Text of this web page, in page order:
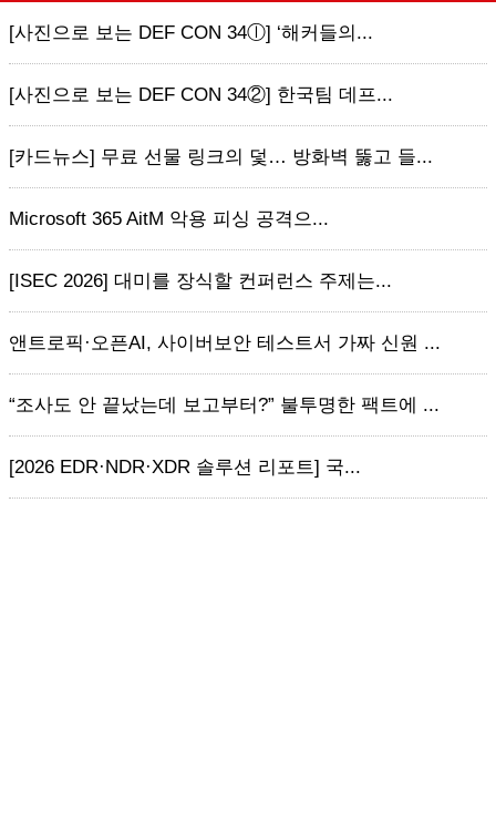
[사진으로 보는 DEF CON 34ⓛ] ‘해커들의...
[사진으로 보는 DEF CON 34②] 한국팀 데프...
[카드뉴스] 무료 선물 링크의 덫… 방화벽 뚫고 들...
Microsoft 365 AitM 악용 피싱 공격으...
[ISEC 2026] 대미를 장식할 컨퍼런스 주제는...
앤트로픽·오픈AI, 사이버보안 테스트서 가짜 신원 ...
“조사도 안 끝났는데 보고부터?” 불투명한 팩트에 ...
[2026 EDR·NDR·XDR 솔루션 리포트] 국...